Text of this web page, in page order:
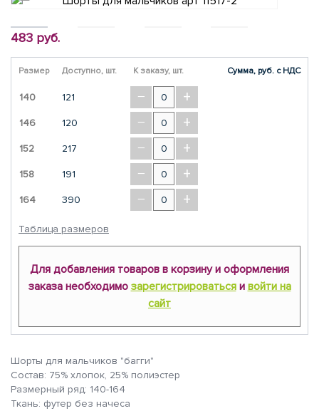
483 руб.
Размер Доступно, шт. К заказу, шт. Сумма, руб. с НДС
140 121 − +
146 120 − +
152 217 − +
158 191 − +
164 390 − +
Таблица размеров
Для добавления товаров в корзину и оформления
заказа необходимо зарегистрироватьсяи войти на
сайт
Шорты для мальчиков "багги"
Состав: 75% хлопок, 25% полиэстер
Размерный ряд: 140-164
Ткань: футер без начеса